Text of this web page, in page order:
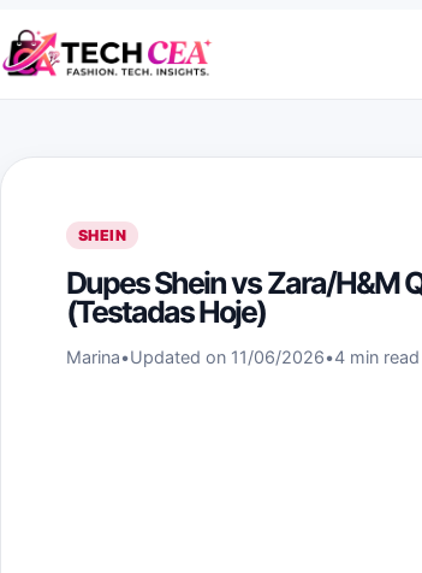
Skip to content
SHEIN
Dupes Shein vs Zara/H&M
(Testadas Hoje)
Marina•Updated on 11/06/2026•4 min read